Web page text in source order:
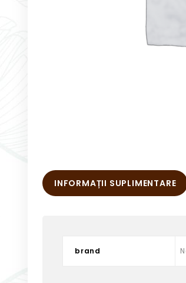
INFORMAȚII SUPLIMENTARE
brand